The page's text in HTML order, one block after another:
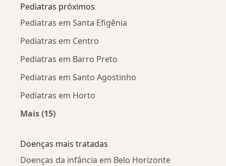
Pediatras próximos
Pediatras em Santa Efigênia
Pediatras em Centro
Pediatras em Barro Preto
Pediatras em Santo Agostinho
Pediatras em Horto
Mais (15)
Doenças mais tratadas
Doenças da infância em Belo Horizonte